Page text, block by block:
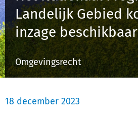
Inloggen
Registreren
Landelijk Gebied
inzage beschikbaar
Omgevingsrecht
18 december 2023